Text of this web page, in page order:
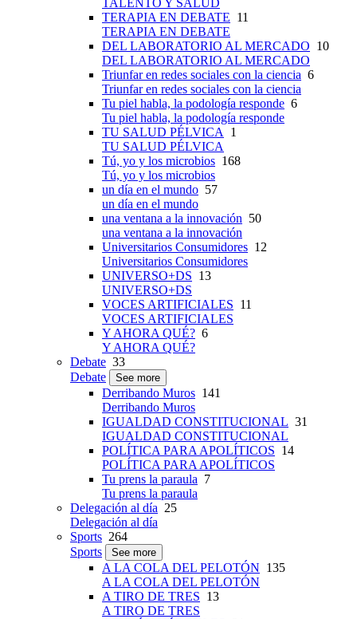
TALENTO Y SALUD
TERAPIA EN DEBATE 11
TERAPIA EN DEBATE
DEL LABORATORIO AL MERCADO 10
DEL LABORATORIO AL MERCADO
Triunfar en redes sociales con la ciencia 6
Triunfar en redes sociales con la ciencia
Tu piel habla, la podología responde 6
Tu piel habla, la podología responde
TU SALUD PÉLVICA
1
TU SALUD PÉLVICA
Tú, yo y los microbios 168
Tú, yo y los microbios
un día en el mundo 57
un día en el mundo
una ventana a la innovación 50
una ventana a la innovación
Universitarios Consumidores 12
Universitarios Consumidores
UNIVERSO+DS 13
UNIVERSO+DS
VOCES ARTIFICIALES 11
VOCES ARTIFICIALES
Y AHORA QUÉ? 6
Y AHORA QUÉ?
Debate 33
Debate
See more
Derribando Muros 141
Derribando Muros
IGUALDAD CONSTITUCIONAL 31
IGUALDAD CONSTITUCIONAL
POLÍTICA PARA APOLÍTICOS 14
POLÍTICA PARA APOLÍTICOS
Tu prens la paraula 7
Tu prens la paraula
Delegación al día 25
Delegación al día
Sports 264
Sports
See more
A LA COLA DEL PELOTÓN 135
A LA COLA DEL PELOTÓN
A TIRO DE TRES 13
A TIRO DE TRES